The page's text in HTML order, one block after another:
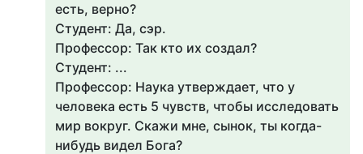
есть, верно?
Студент: Да, сэр.
Профессор: Так кто их создал?
Студент: ...
Профессор: Наука утверждает, что у
человека есть 5 чувств, чтобы исследовать
мир вокруг. Скажи мне, сынок, ты когда-
нибудь видел Бога?